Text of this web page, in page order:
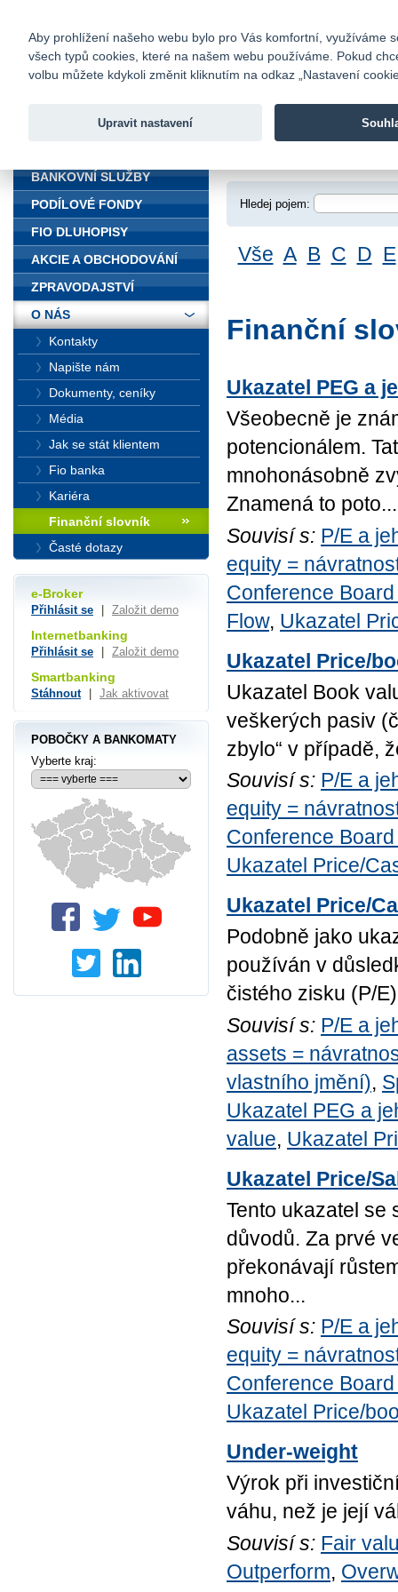
Fio banka
Fio banka
Hledej pojem:
Vše A B C D E
Finanční
Ukazatel PEG a
Všeobecně je
potencionálem.
mnohonásobně
Znamená to poto...
Souvisí s: P/E a
equity =
Conference
Flow, Ukazatel
Ukazatel Price/
Ukazatel Book
veškerých pasiv
zbylo“ v případě,
Souvisí s: P/E a
equity =
Conference
Ukazatel Price/
Ukazatel Price/
Podobně jako
používán v
čistého zisku (P/
Souvisí s: P/E a
assets =
vlastního jmění),
Ukazatel PEG a
value, Ukazatel
Ukazatel Price/
Tento ukazatel se
důvodů. Za prvé
překonávají
mnoho...
Souvisí s: P/E a
equity =
Conference
Ukazatel Price/
Under-weight
Výrok při
váhu, než je její
Souvisí s: Fair
Outperform,
BANKOVNÍ SLUŽBY
PODÍLOVÉ FONDY
FIO DLUHOPISY
AKCIE A OBCHODOVÁNÍ
ZPRAVODAJSTVÍ
O NÁS
Kontakty
Napište nám
Dokumenty, ceníky
Média
Jak se stát klientem
Fio banka
Kariéra
Finanční slovník
Časté dotazy
e-Broker
Přihlásit se Založit demo
Internetbanking
Přihlásit se Založit demo
Smartbanking
Stáhnout Jak aktivovat
POBOČKY A BANKOMATY
Vyberte kraj:
Aby prohlížení našeho webu bylo pro Vás komfortní, využíváme
všech typů cookies, které na našem webu používáme. Pokud
volbu můžete kdykoli změnit kliknutím na odkaz „Nastavení
Upravit nastavení